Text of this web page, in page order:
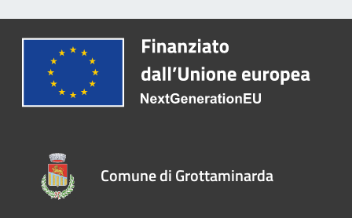
Comune di Grottaminarda